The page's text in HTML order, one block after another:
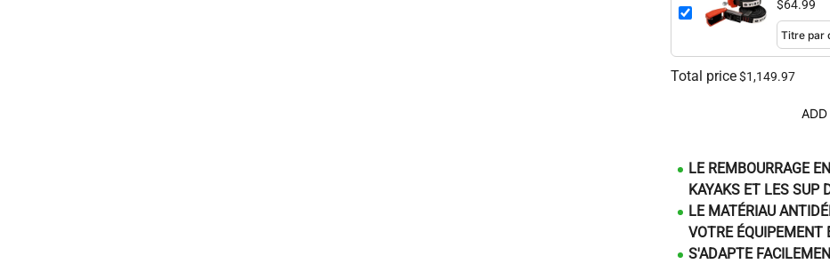
$64.99
Total price$1,149.97
LE REMBOURRAGE
KAYAKS ET LES SUP
LE MATÉRIAU
VOTRE ÉQUIPEMENT
S'ADAPTE